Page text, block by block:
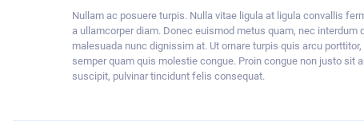
Nullam ac posuere turpis. Nulla vitae ligula at ligula convallis
a ullamcorper diam. Donec euismod metus quam, nec interdum
malesuada nunc dignissim at. Ut ornare turpis quis arcu
semper quam quis molestie congue. Proin congue non justo sit
suscipit, pulvinar tincidunt felis consequat.